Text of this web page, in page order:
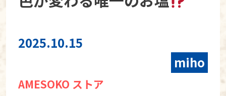
2025.10.15
miho
AMESOKO ストア